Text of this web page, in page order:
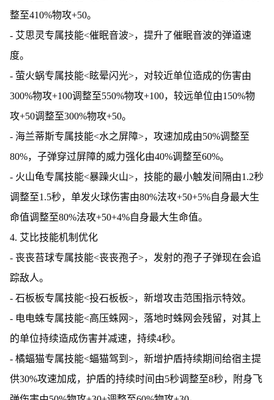
整至410%物攻+50。
- 艾思灵专属技能<催眠音波>，提升了催眠音波的弹道速
度。
- 萤火蜗专属技能<眩晕闪光>，对较近单位造成的伤害由
300%物攻+100调整至550%物攻+100，较远单位由150%物
攻+50调整至300%物攻+50。
- 海兰蒂斯专属技能<水之屏障>，攻速加成由50%调整至
80%，子弹穿过屏障的威力强化由40%调整至60%。
- 火山龟专属技能<暴躁火山>，技能的最小触发间隔由1.2秒
调整至1.5秒，单发火球伤害由80%法攻+50+5%自身最大生
命值调整至80%法攻+50+4%自身最大生命值。
4. 艾比技能机制优化
- 丧丧苔球专属技能<丧丧孢子>，发射的孢子子弹现在会追
踪敌人。
- 石板板专属技能<投石板板>，新增攻击范围指示特效。
- 电电蛛专属技能<高压蛛网>，落地时蛛网会残留，对其上
的单位持续造成伤害并减速，持续4秒。
- 橘蝠猫专属技能<蝠猫驾到>，新增护盾持续期间给宿主提
供30%攻速加成，护盾的持续时间由5秒调整至8秒，附身飞